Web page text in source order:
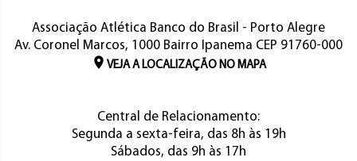
Associação Atlética Banco do Brasil - Porto Alegre
Av. Coronel Marcos, 1000 Bairro Ipanema CEP 91760-000
VEJA A LOCALIZAÇÃO NO MAPA
Central de Relacionamento:
Segunda a sexta-feira, das 8h às 19h
Sábados, das 9h às 17h